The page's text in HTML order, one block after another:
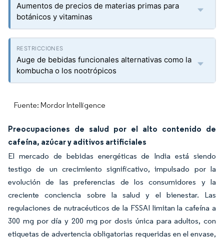
Aumentos de precios de materias primas para
botánicos y vitaminas
Auge de bebidas funcionales alternativas como la
kombucha o los nootrópicos
Fuente: Mordor Intelligence
Preocupaciones de salud por el alto contenido de
cafeína, azúcar y aditivos artificiales
El mercado de bebidas energéticas de India está siendo
testigo de un crecimiento significativo, impulsado por la
evolución de las preferencias de los consumidores y la
creciente conciencia sobre la salud y el bienestar. Las
regulaciones de nutracéuticos de la FSSAI limitan la cafeína a
300 mg por día y 200 mg por dosis única para adultos, con
etiquetas de advertencia obligatorias requeridas en el envase,